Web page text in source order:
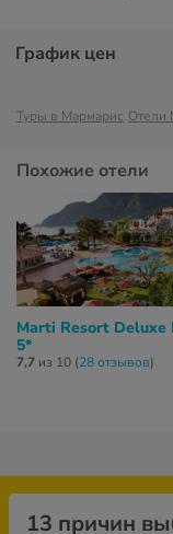
График цен
Туры в Мармарис Отели
Похожие отели
Marti Resort Deluxe
5*
7,7 из 10 (28 отзывов)
13 причин